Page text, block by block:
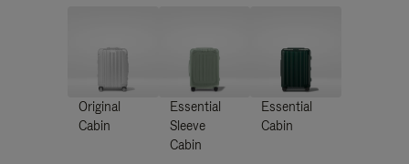
Original
Cabin
Essential
Sleeve
Cabin
Essential
Cabin